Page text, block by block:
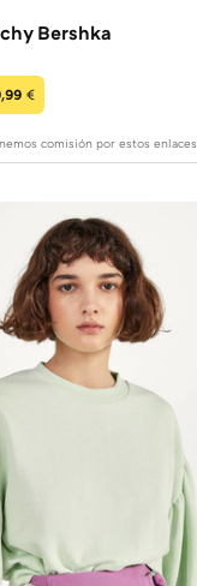
Bershka
€
comisión por estos enlaces